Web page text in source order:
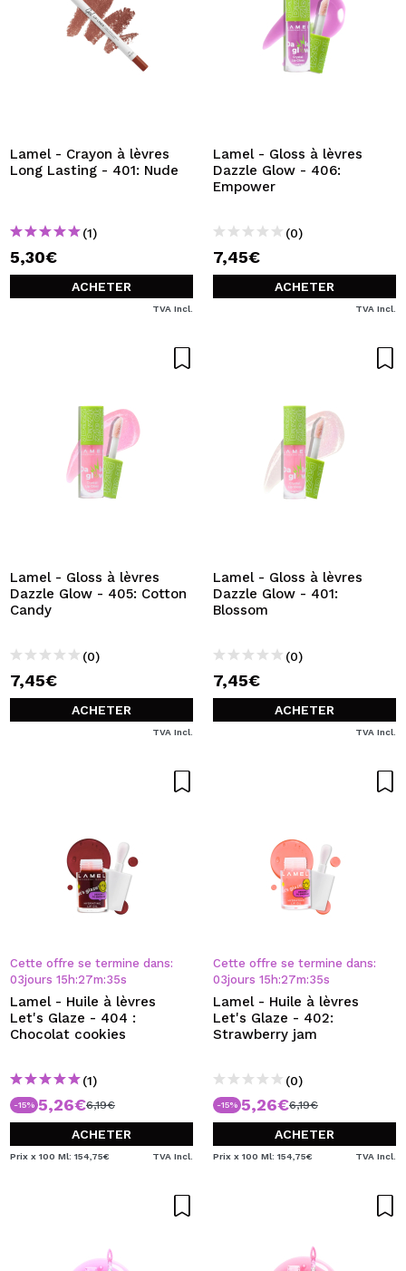
Lamel - Crayon à lèvres
Long Lasting - 401: Nude
(1)
5,30€
ACHETER
TVA Incl.
Lamel - Gloss à lèvres
Dazzle Glow - 406:
Empower
(0)
7,45€
ACHETER
TVA Incl.
Lamel - Gloss à lèvres
Dazzle Glow - 405: Cotton
Candy
(0)
7,45€
ACHETER
TVA Incl.
Lamel - Gloss à lèvres
Dazzle Glow - 401:
Blossom
(0)
7,45€
ACHETER
TVA Incl.
Cette offre se termine dans:
03jours 15 h:27m:34s
Lamel - Huile à lèvres
Let's Glaze - 404 :
Chocolat cookies
(1)
-15% 5,26€6,19€
ACHETER
Prix x 100 Ml: 154,75€ TVA Incl.
Cette offre se termine dans:
03jours 15 h:27m:34s
Lamel - Huile à lèvres
Let's Glaze - 402:
Strawberry jam
(0)
-15% 5,26€6,19€
ACHETER
Prix x 100 Ml: 154,75€ TVA Incl.